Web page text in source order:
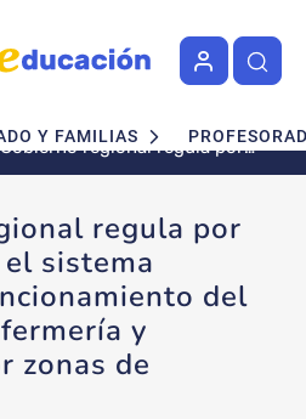
Y FAMILIASregional regula por
vez en el sistema
de Enfermería y
por zonas de
regula por
sistema
del
y
zonas de